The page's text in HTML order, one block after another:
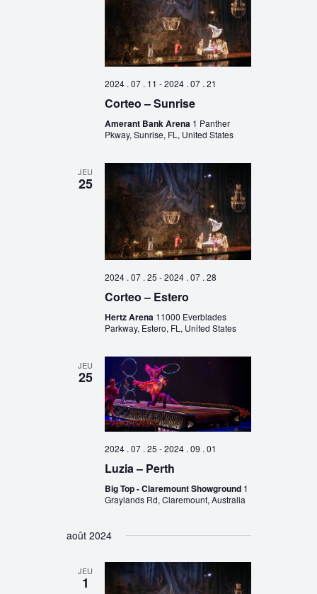
2024 . 07 . 11 -2024 . 07 . 21
Corteo – Sunrise
Amerant Bank Arena 1 Panther
Pkway, Sunrise, FL, United States
JEU
25
2024 . 07 . 25 -2024 . 07 . 28
Corteo – Estero
Hertz Arena 11000 Everblades
Parkway, Estero, FL, United States
JEU
25
2024 . 07 . 25 -2024 . 09 . 01
Luzia – Perth
Big Top - Claremount Showground 1
Graylands Rd, Claremount, Australia
août 2024
JEU
1